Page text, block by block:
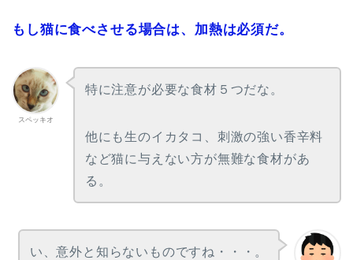
もし猫に食べさせる場合は、加熱は必須だ。
スペッキオ
特に注意が必要な食材５つだな。
他にも生のイカタコ、刺激の強い香辛料
など猫に与えない方が無難な食材があ
る。
い、意外と知らないものですね・・・。